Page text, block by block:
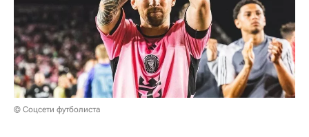
© Соцсети футболиста